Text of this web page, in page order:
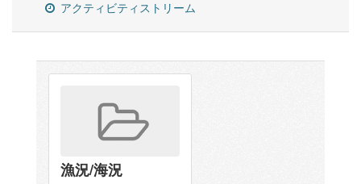
アクティビティストリーム
漁況/海況